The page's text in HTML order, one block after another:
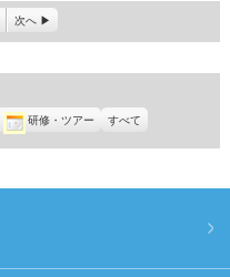
次へ
研修・ツアー すべて